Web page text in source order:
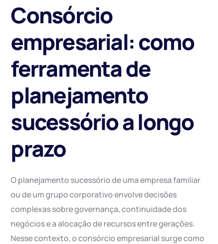
Consórcio
empresarial: como
ferramenta de
planejamento
sucessório a longo
prazo
O planejamento sucessório de uma empresa familiar
ou de um grupo corporativo envolve decisões
complexas sobre governança, continuidade dos
negócios e a alocação de recursos entre gerações.
Nesse contexto, o consórcio empresarial surge como